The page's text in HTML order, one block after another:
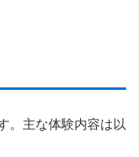
。主な体験内容は以